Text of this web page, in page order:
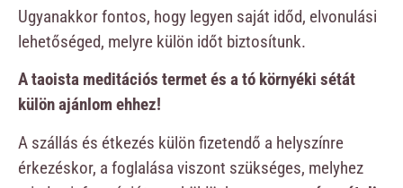
Ugyanakkor fontos, hogy legyen saját időd, elvonulási
lehetőséged, melyre külön időt biztosítunk.
A taoista meditációs termet és a tó környéki sétát
külön ajánlom ehhez!
A szállás és étkezés külön fizetendő a helyszínre
érkezéskor, a foglalása viszont szükséges, melyhez